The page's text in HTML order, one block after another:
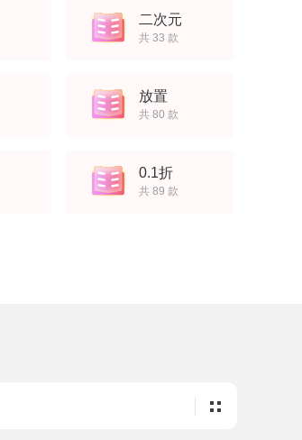
二次元
共 33 款
放置
共 80 款
0.1折
共 89 款